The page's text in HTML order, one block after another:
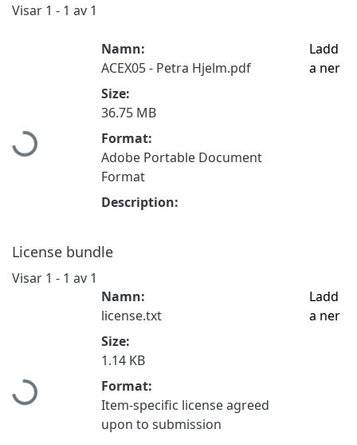
Visar 1 - 1 av 1
Hämtar...
Namn:
ACEX05 - Petra Hjelm.pdf
Size:
36.75 MB
Format:
Adobe Portable Document
Format
Description:
Ladd
a ner
License bundle
Visar 1 - 1 av 1
Hämtar...
Namn:
license.txt
Size:
1.14 KB
Format:
Item-specific license agreed
upon to submission
Ladd
a ner